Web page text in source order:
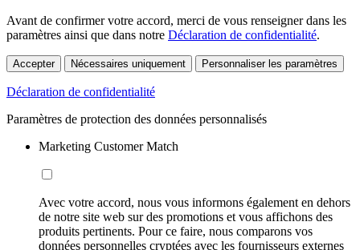
Avant de confirmer votre accord, merci de vous renseigner dans les
paramètres ainsi que dans notre Déclaration de confidentialité.
Accepter Nécessaires uniquement Personnaliser les paramètres
Déclaration de confidentialité
Paramètres de protection des données personnalisés
Marketing Customer Match
Avec votre accord, nous vous informons également en dehors
de notre site web sur des promotions et vous affichons des
produits pertinents. Pour ce faire, nous comparons vos
données personnelles cryptées avec les fournisseurs externes